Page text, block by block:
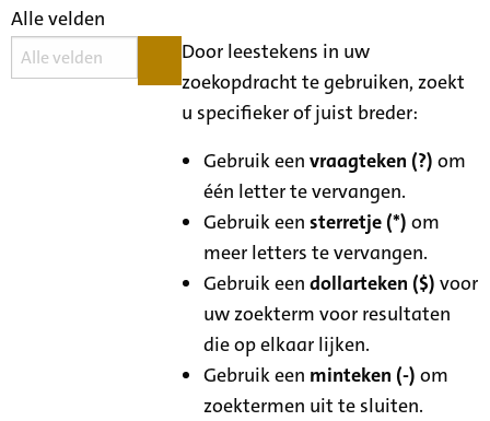
Alle velden
Door leestekens in uw
zoekopdracht te gebruiken, zoekt
u specifieker of juist breder:
Gebruik eenvraagteken (?) om
één letter te vervangen.
Gebruik eensterretje (*) om
meer letters te vervangen.
Gebruik eendollarteken ($) voor
uw zoekterm voor resultaten
die op elkaar lijken.
Gebruik een minteken (-) om
zoektermen uit te sluiten.